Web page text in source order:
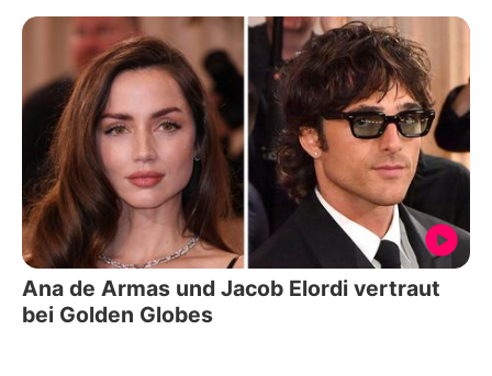
Ana de Armas und Jacob Elordi vertraut
bei Golden Globes